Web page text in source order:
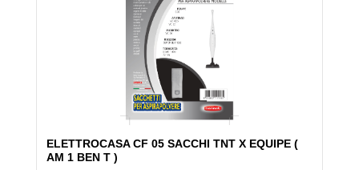
ELETTROCASA CF 05 SACCHI TNT X EQUIPE (
AM 1 BEN T )